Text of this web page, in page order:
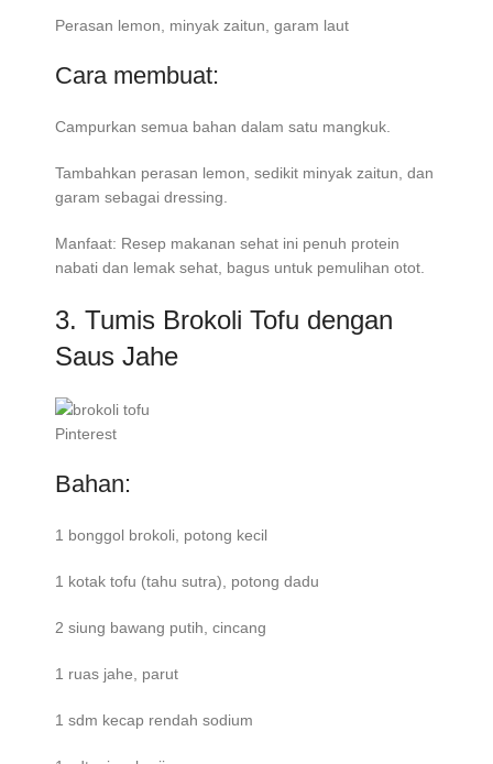
Perasan lemon, minyak zaitun, garam laut
Cara membuat:
Campurkan semua bahan dalam satu mangkuk.
Tambahkan perasan lemon, sedikit minyak zaitun, dan
garam sebagai dressing.
Manfaat: Resep makanan sehat ini penuh protein
nabati dan lemak sehat, bagus untuk pemulihan otot.
3. Tumis Brokoli Tofu dengan
Saus Jahe
Pinterest
Bahan:
1 bonggol brokoli, potong kecil
1 kotak tofu (tahu sutra), potong dadu
2 siung bawang putih, cincang
1 ruas jahe, parut
1 sdm kecap rendah sodium